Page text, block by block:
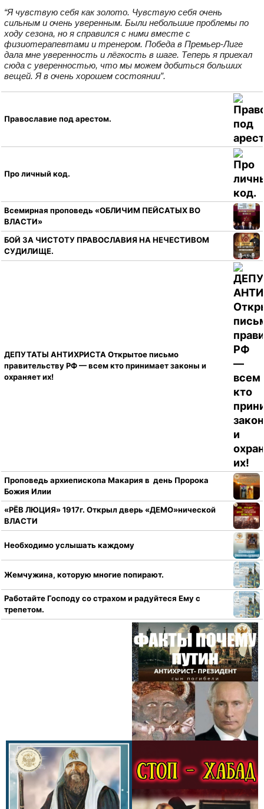
“Я чувствую себя как золото. Чувствую себя очень
сильным и очень уверенным. Были небольшие проблемы по
ходу сезона, но я справился с ними вместе с
физиотерапевтами и тренером. Победа в Премьер‑Лиге
дала мне уверенность и лёгкость в шаге. Теперь я приехал
сюда с уверенностью, что мы можем добиться больших
вещей. Я в очень хорошем состоянии”.
Православие под арестом.
Про личный код.
Всемирная проповедь «ОБЛИЧИМ ПЕЙСАТЫХ ВО
ВЛАСТИ»
БОЙ ЗА ЧИСТОТУ ПРАВОСЛАВИЯ НА НЕЧЕСТИВОМ
СУДИЛИЩЕ.
ДЕПУТАТЫ АНТИХРИСТА Открытое письмо
правительству РФ — всем кто принимает законы и
охраняет их!
Проповедь архиепископа Макария в день Пророка
Божия Илии
«РЁВ ЛЮЦИЯ» 1917г. Открыл дверь «ДЕМО»нической
ВЛАСТИ
Необходимо услышать каждому
Жемчужина, которую многие попирают.
Работайте Господу со страхом и радуйтеся Ему с
трепетом.